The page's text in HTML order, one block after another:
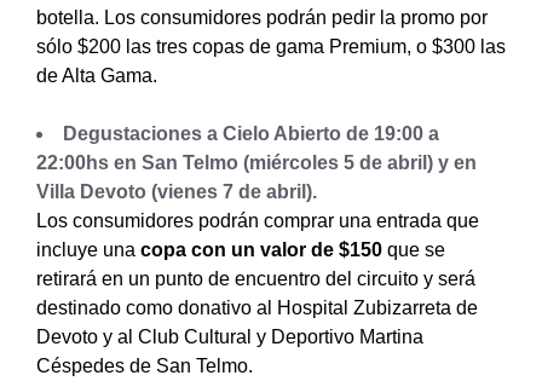
botella. Los consumidores podrán pedir la promo por
sólo $200 las tres copas de gama Premium, o $300 las
de Alta Gama.
Degustaciones a Cielo Abierto de 19:00 a
22:00hs en San Telmo (miércoles 5 de abril) y en
Villa Devoto (vienes 7 de abril).
Los consumidores podrán comprar una entrada que
incluye una copa con un valor de $150 que se
retirará en un punto de encuentro del circuito y será
destinado como donativo al Hospital Zubizarreta de
Devoto y al Club Cultural y Deportivo Martina
Céspedes de San Telmo.